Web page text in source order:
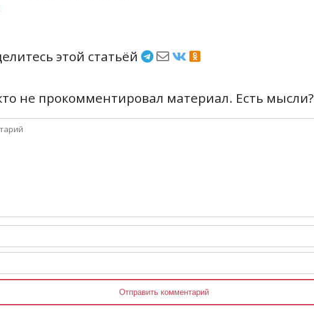
этой статьёй
не прокомментировал материал. Есть мысли?